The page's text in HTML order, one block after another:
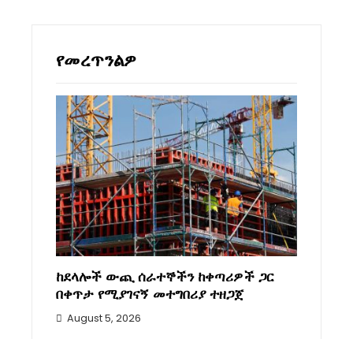
የመረጥንልዎ
ከደላሎች ውጪ ሰራተኞችን ከቀጣሪዎች ጋር
በቀጥታ የሚያገናኝ መተግበሪያ ተዘጋጀ
August 5, 2026